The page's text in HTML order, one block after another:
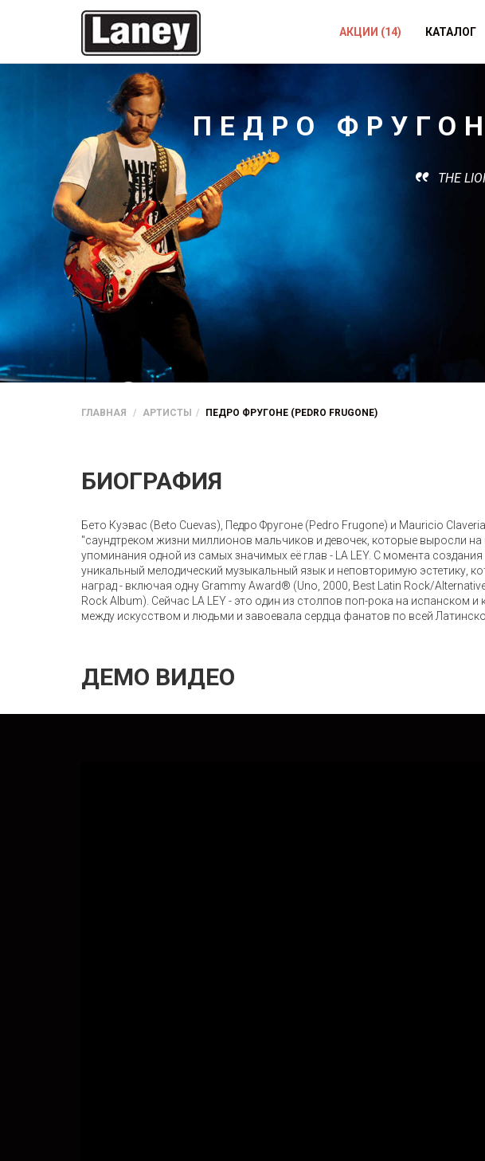
АКЦИИ (14) КАТАЛОГ
ПЕДРО
THE
ГЛАВНАЯ АРТИСТЫ ПЕДРО ФРУГОНЕ (PEDRO FRUGONE)
БИОГРАФИЯ
Бето Куэвас (Beto Cuevas), Педро Фругоне (Pedro Frugone) и Mauricio
"саундтреком жизни миллионов мальчиков и девочек, которые выросли
упоминания одной из самых значимых её глав - LA LEY. С момента
уникальный мелодический музыкальный язык и неповторимую эстетику,
наград - включая одну Grammy Award® (Uno, 2000, Best Latin Rock/
Rock Album). Сейчас LA LEY - это один из столпов поп-рока на
между искусством и людьми и завоевала сердца фанатов по всей
ДЕМО ВИДЕО